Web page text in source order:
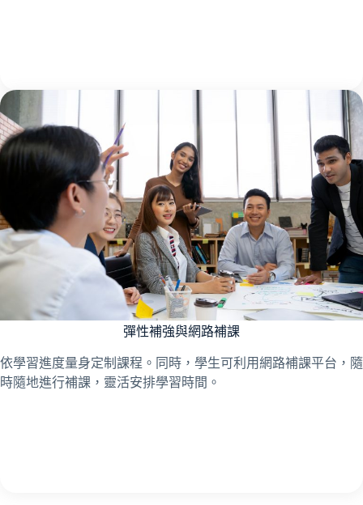
彈性補強與網路補課
依學習進度量身定制課程。同時，學生可利用網路補課平台，隨
時隨地進行補課，靈活安排學習時間。